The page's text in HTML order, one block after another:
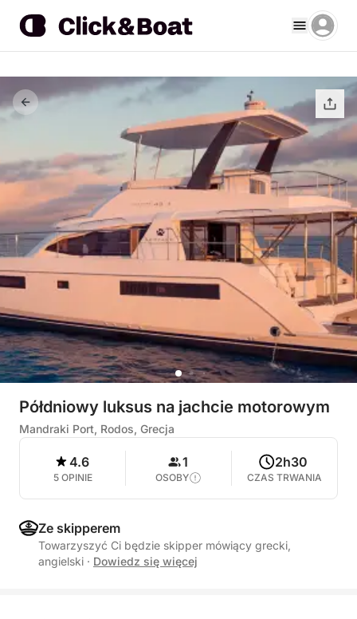
Półdniowy luksus na jachcie motorowym
Mandraki Port, Rodos, Grecja
4.6
5 OPINIE
1
OSOBY
2h30
CZAS TRWANIA
Ze skipperem
Towarzyszyć Ci będzie skipper mówiący grecki,
angielski · Dowiedz się więcej